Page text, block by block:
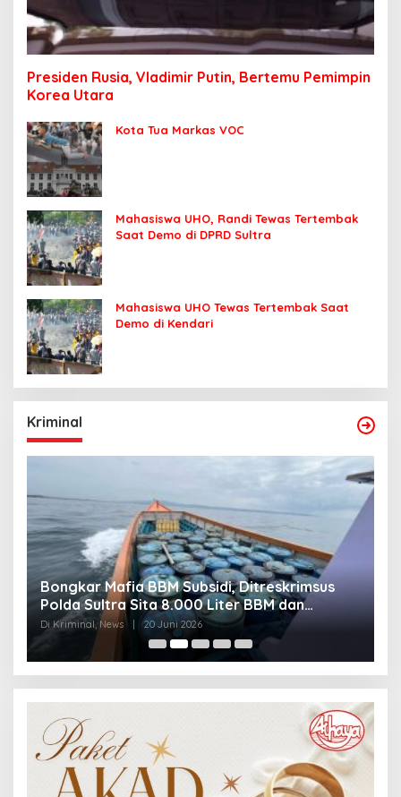
Presiden Rusia, Vladimir Putin, Bertemu Pemimpin
Korea Utara
Kota Tua Markas VOC
Mahasiswa UHO, Randi Tewas Tertembak
Saat Demo di DPRD Sultra
Mahasiswa UHO Tewas Tertembak Saat
Demo di Kendari
Kriminal
Bongkar Mafia BBM Subsidi, Ditreskrimsus
Polda Sultra Sita 8.000 Liter BBM dan
Ringkus 3 Tersangka
Di Kriminal, News | 20 Juni 2026